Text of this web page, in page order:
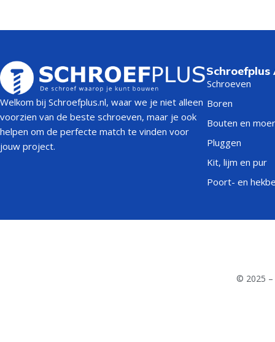
Welkom bij Schroefplus.nl, waar we je niet alleen
voorzien van de beste schroeven, maar je ook
helpen om de perfecte match te vinden voor
jouw project.
Schroeven
Boren
Bouten en
Pluggen
Kit, lijm en pur
Poort- en
© 2025 –